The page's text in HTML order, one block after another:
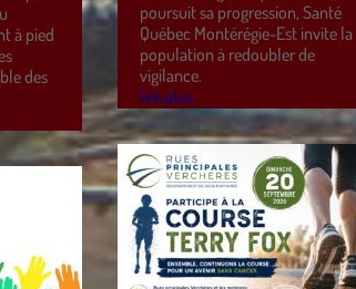
à pied
des
poursuit sa progression, Santé
Québec Montérégie-Est invite la
population à redoubler de
vigilance.
lire plus